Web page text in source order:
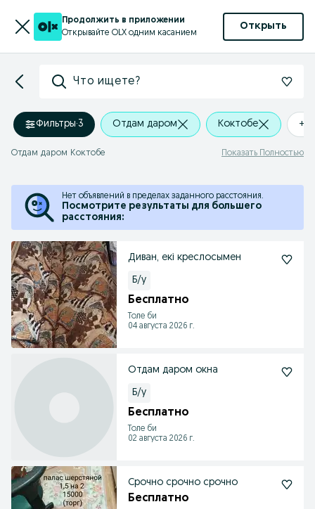
Продолжить в приложении
Открывайте OLX одним касанием
Открыть
Что ищете?
Фильтры·3 Отдам даром Коктобе +0
Отдам даром Коктобе Показать Полностью
Нет объявлений в пределах заданного расстояния.
Посмотрите результаты для большего
расстояния:
Диван, екі креслосымен
Б/у
Бесплатно
Толе би
04 августа 2026 г.
Отдам даром окна
Б/у
Бесплатно
Толе би
02 августа 2026 г.
Срочно срочно срочно
Бесплатно